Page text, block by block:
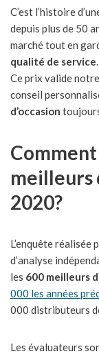
C’est l’histoire
depuis plus de 50
marché tout en
qualité de service.
Ce prix valide
conseil
d’occasion
meilleurs
2020?
L’enquête
d’analyse
les 600 meilleurs
000 les années
000 distributeurs
Les évaluateurs